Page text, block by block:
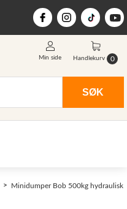
SØK
Min side Handlekurv 0
Minidumper Bob 500kg hydraulisk